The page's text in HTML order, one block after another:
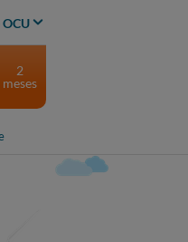
OCU
2
meses